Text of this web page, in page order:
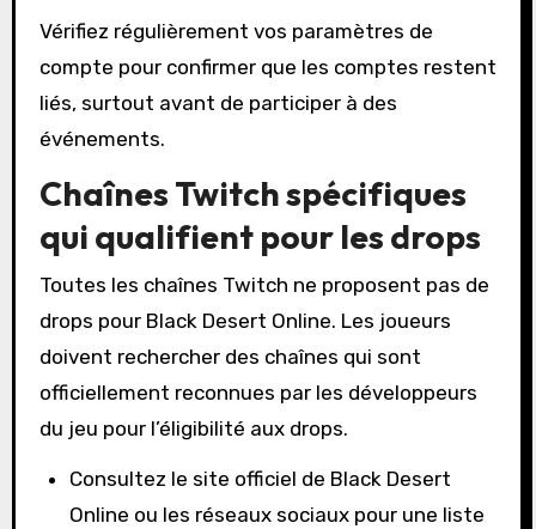
Vérifiez régulièrement vos paramètres de
compte pour confirmer que les comptes restent
liés, surtout avant de participer à des
événements.
Chaînes Twitch spécifiques
qui qualifient pour les drops
Toutes les chaînes Twitch ne proposent pas de
drops pour Black Desert Online. Les joueurs
doivent rechercher des chaînes qui sont
officiellement reconnues par les développeurs
du jeu pour l’éligibilité aux drops.
Consultez le site officiel de Black Desert
Online ou les réseaux sociaux pour une liste